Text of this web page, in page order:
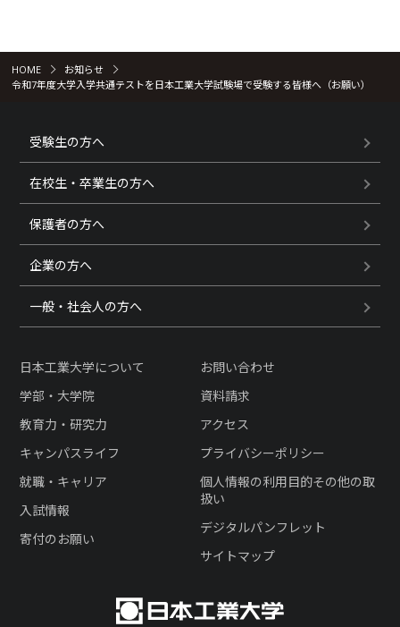
HOME
お知らせ
令和7年度大学入学共通テストを日本工業大学試験場で受験する皆様へ（お願い）
受験生の方へ
在校生・卒業生の方へ
保護者の方へ
企業の方へ
一般・社会人の方へ
日本工業大学について
学部・大学院
教育力・研究力
キャンパスライフ
就職・キャリア
入試情報
寄付のお願い
お問い合わせ
資料請求
アクセス
プライバシーポリシー
個人情報の利用目的その他の取
扱い
デジタルパンフレット
サイトマップ